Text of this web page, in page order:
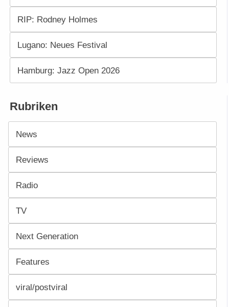
RIP: Rodney Holmes
Lugano: Neues Festival
Hamburg: Jazz Open 2026
Rubriken
News
Reviews
Radio
TV
Next Generation
Features
viral/postviral